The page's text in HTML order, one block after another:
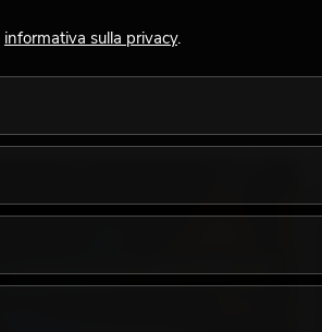
informativa sulla privacy.